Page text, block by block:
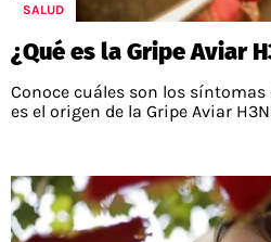
SALUD
¿Qué es la Gripe Aviar
Conoce cuáles son los
es el origen de la Gripe Aviar